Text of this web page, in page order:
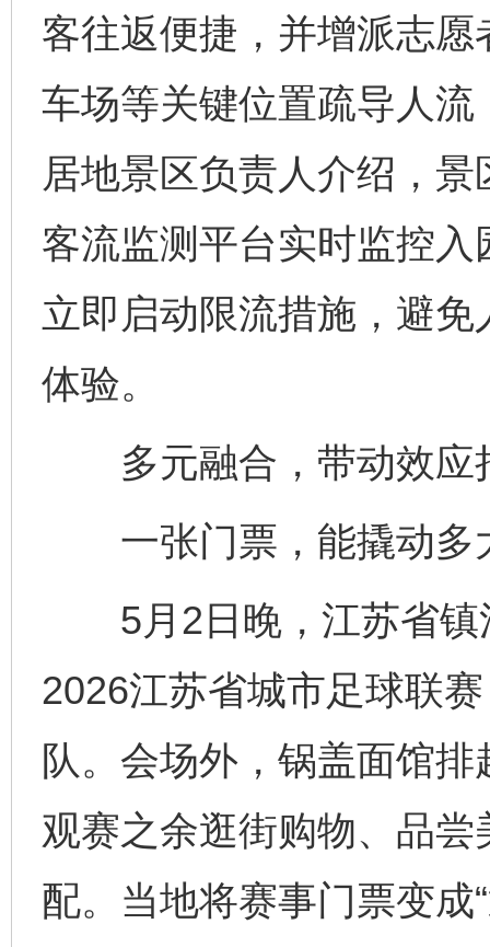
客往返便捷，并增派志
车场等关键位置疏导人流
居地景区负责人介绍，
客流监测平台实时监控
立即启动限流措施，避
体验。
多元融合，带动效应
一张门票，能撬动多
5月2日晚，江苏省镇
2026江苏省城市足球联
队。会场外，锅盖面馆
观赛之余逛街购物、品
配。当地将赛事门票变成